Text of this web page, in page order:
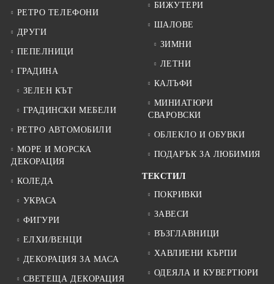
РЕТРО ТЕЛЕФОНИ
ДРУГИ
ПЕПЕЛНИЦИ
ГРАДИНА
ЗЕЛЕН КЪТ
ГРАДИНСКИ МЕБЕЛИ
РЕТРО АВТОМОБИЛИ
МОРЕ И МОРСКА
ДЕКОРАЦИЯ
КОЛЕДА
УКРАСА
ФИГУРИ
ЕЛХИ/ВЕНЦИ
ДЕКОРАЦИЯ ЗА МАСА
СВЕТЕЩА ДЕКОРАЦИЯ
БИЖУТЕРИ
ШАЛОВЕ
ЗИМНИ
ЛЕТНИ
КАЛЪФИ
МИНИАТЮРИ
СВАРОВСКИ
ОБЛЕКЛО И ОБУВКИ
ПОДАРЪК ЗА ЛЮБИМИЯ
ТЕКСТИЛ
ПОКРИВКИ
ЗАВЕСИ
ВЪЗГЛАВНИЦИ
ХАВЛИЕНИ КЪРПИ
ОДЕЯЛА И КУВЕРТЮРИ